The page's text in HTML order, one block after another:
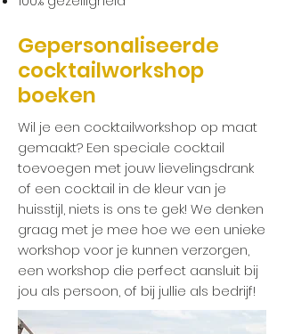
Gepersonaliseerde
cocktailworkshop
boeken
Wil je een cocktailworkshop op maat
gemaakt? Een speciale cocktail
toevoegen met jouw lievelingsdrank
of een cocktail in de kleur van je
huisstijl, niets is ons te gek! We denken
graag met je mee hoe we een unieke
workshop voor je kunnen verzorgen,
een workshop die perfect aansluit bij
jou als persoon, of bij jullie als bedrijf!